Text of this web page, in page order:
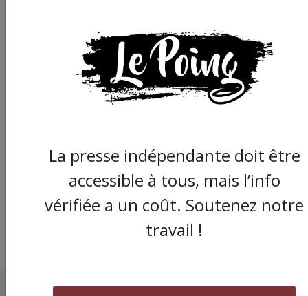
La presse indépendante doit être
accessible à tous, mais l’info
vérifiée a un coût. Soutenez notre
travail !